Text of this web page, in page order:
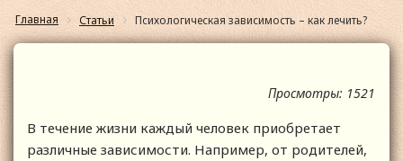
Главная Статьи Психологическая зависимость – как лечить?
Просмотры: 1521
В течение жизни каждый человек приобретает
различные зависимости. Например, от родителей,